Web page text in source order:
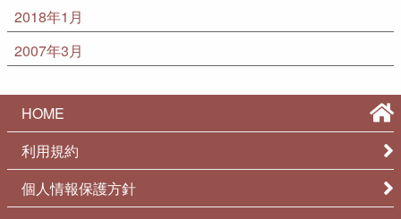
2018年1月
2007年3月
HOME
利用規約
個人情報保護方針